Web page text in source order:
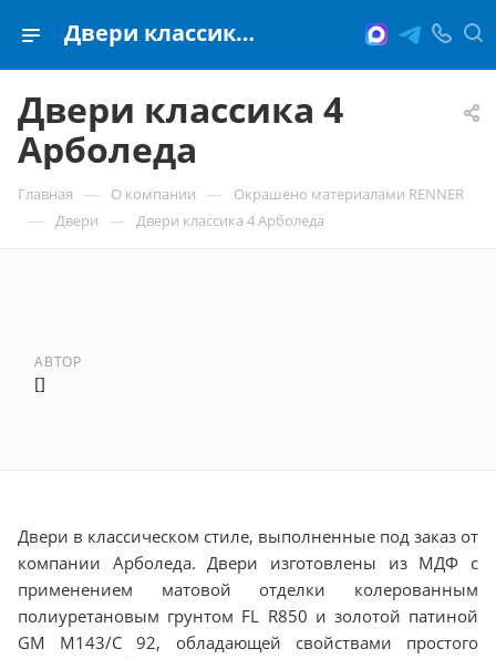
Двери классика 4 Арболеда
Двери классика 4
Арболеда
Главная — О компании — Окрашено материалами RENNER
— Двери — Двери классика 4 Арболеда
АВТОР
[]
Двери в классическом стиле, выполненные под заказ от
компании Арболеда. Двери изготовлены из МДФ с
применением матовой отделки колерованным
полиуретановым грунтом FL R850 и золотой патиной
GM M143/C 92, обладающей свойствами простого